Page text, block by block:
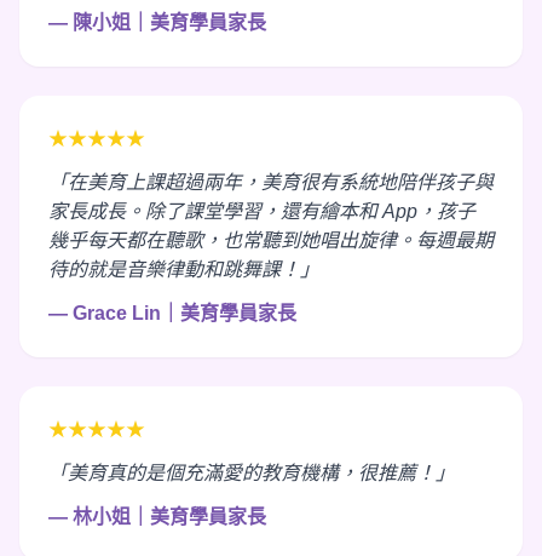
— 陳小姐｜美育學員家長
★★★★★
「在美育上課超過兩年，美育很有系統地陪伴孩子與
家長成長。除了課堂學習，還有繪本和 App，孩子
幾乎每天都在聽歌，也常聽到她唱出旋律。每週最期
待的就是音樂律動和跳舞課！」
— Grace Lin｜美育學員家長
★★★★★
「美育真的是個充滿愛的教育機構，很推薦！」
— 林小姐｜美育學員家長